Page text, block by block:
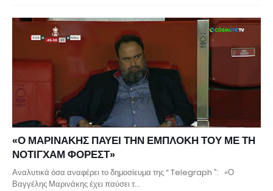
«Ο ΜΑΡΙΝΑΚΗΣ ΠΑΥΕΙ ΤΗΝ ΕΜΠΛΟΚΗ ΤΟΥ ΜΕ ΤΗ
ΝΟΤΙΓΧΑΜ ΦΟΡΕΣΤ»
Αναλυτικά όσα αναφέρει το δημοσίευμα της “ Telegraph ”: «Ο
Βαγγέλης Μαρινάκης έχει παύσει τ…